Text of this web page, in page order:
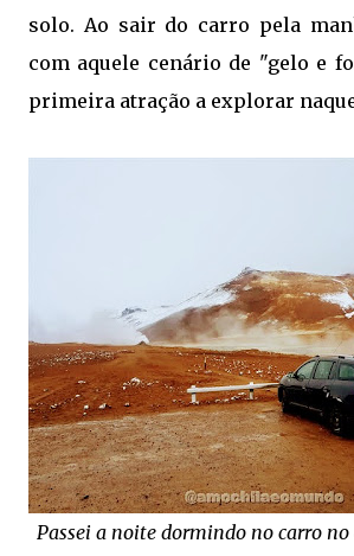
solo. Ao sair do carro pela
com aquele cenário de "gelo e
primeira atração a explorar
Passei a noite dormindo no carro